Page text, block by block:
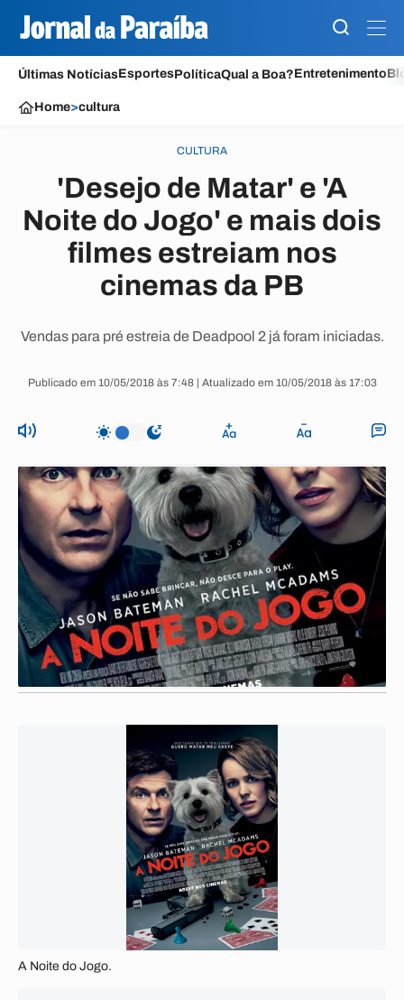
Últimas NotíciasEsportesPolíticaQual a Boa?Entretenimento
Home>cultura
CULTURA
'Desejo de Matar' e 'A
Noite do Jogo' e mais dois
filmes estreiam nos
cinemas da PB
Vendas para pré estreia de Deadpool 2 já foram iniciadas.
Publicado em 10/05/2018 às 7:48 | Atualizado em 10/05/2018 às 17:03
A Noite do Jogo.